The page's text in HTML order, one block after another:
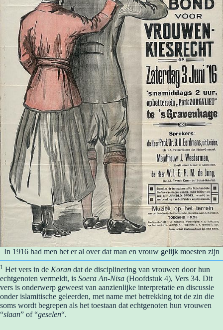
In 1916 had men het er al over dat man en vrouw gelijk moesten zijn
1 Het vers in de Koran dat de disciplinering van vrouwen door hun
echtgenoten vermeldt, is Soera An-Nisa (Hoofdstuk 4), Vers 34. Dit
vers is onderwerp geweest van aanzienlijke interpretatie en discussie
onder islamitische geleerden, met name met betrekking tot de zin die
soms wordt begrepen als het toestaan ​​dat echtgenoten hun vrouwen
“slaan” of “geselen“.